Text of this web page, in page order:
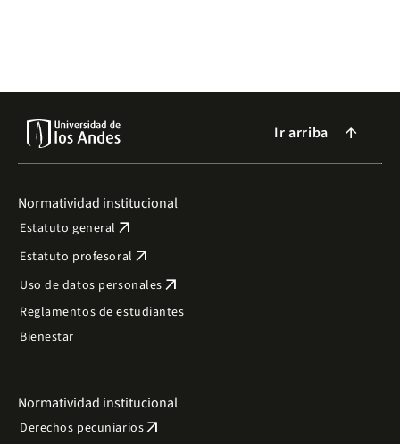
Ir arriba arrow_forward
Normatividad institucional
Estatuto general arrow_outward
Estatuto profesoral arrow_outward
Uso de datos personales arrow_outward
Reglamentos de estudiantes
Bienestar
Normatividad institucional
Derechos pecuniariosarrow_outward